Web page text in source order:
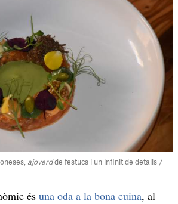
ajoverdde festucs i un infinit de detalls /
és una oda a la bona cuina, al